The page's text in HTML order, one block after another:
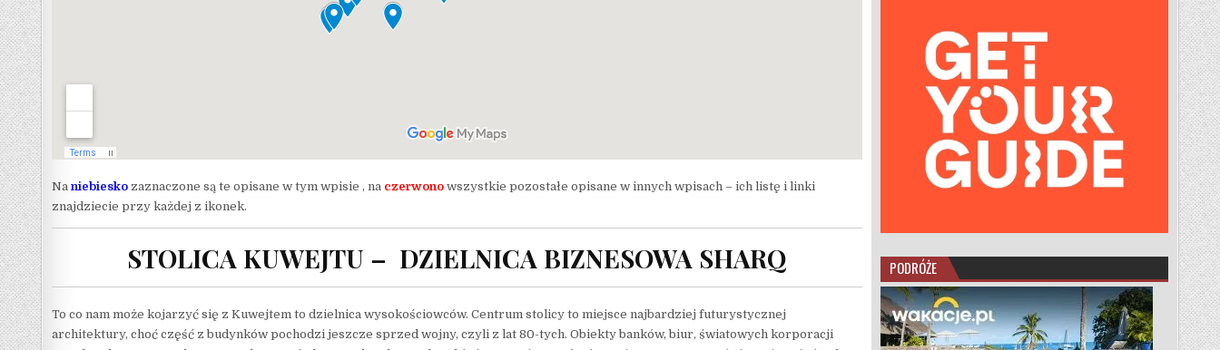
Na niebiesko zaznaczone są te opisane w tym wpisie , na czerwono wszystkie pozostałe opisane w innych wpisach – ich listę i linki
znajdziecie przy każdej z ikonek.
STOLICA KUWEJTU – DZIELNICA BIZNESOWA SHARQ
To co nam może kojarzyć się z Kuwejtem to dzielnica wysokościowców. Centrum stolicy to miejsce najbardziej futurystycznej
architektury, choć część z budynków pochodzi jeszcze sprzed wojny, czyli z lat 80-tych. Obiekty banków, biur, światowych korporacji
PODRÓŻE